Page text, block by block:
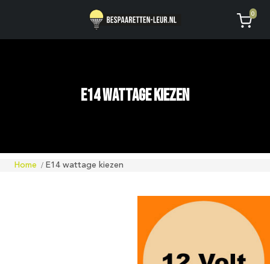
Geen code ontvangen of kwijt?
AVG
E14 wattage kiezen
Home E14 wattage kiezen
0